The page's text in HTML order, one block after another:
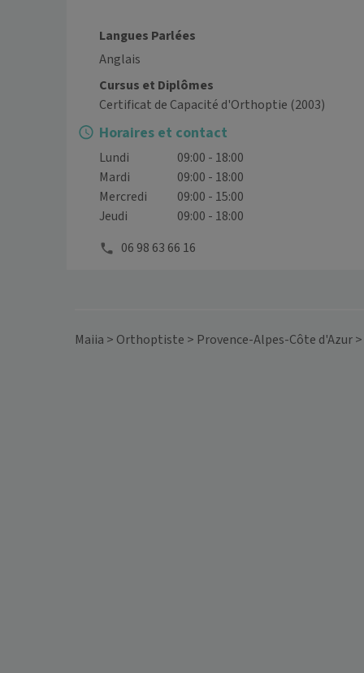
Langues Parlées
Anglais
Cursus et Diplômes
Certificat de Capacité d'Orthoptie (2003)
Horaires et contact
Lundi
09:00 - 18:00
Mardi
09:00 - 18:00
Mercredi
09:00 - 15:00
Jeudi
09:00 - 18:00
06 98 63 66 16
Maiia > Orthoptiste > Provence-Alpes-Côte d'Azur>